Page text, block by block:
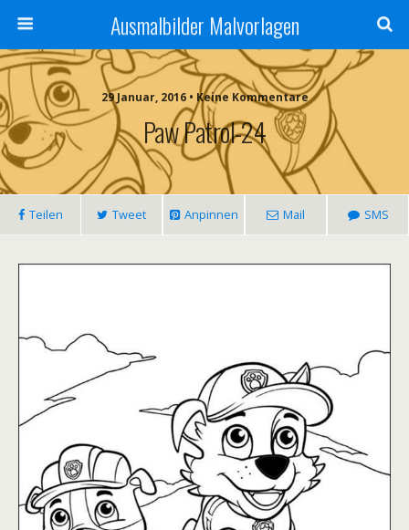
Ausmalbilder Malvorlagen
29 Januar, 2016 • Keine Kommentare
Paw Patrol-24
Teilen Tweet Anpinnen Mail SMS